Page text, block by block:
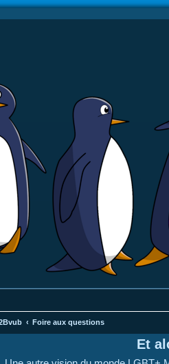
Foire aux questions
Et